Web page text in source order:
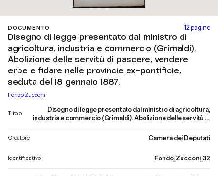
DOCUMENTO 12 pagine
Disegno di legge presentato dal ministro di
agricoltura, industria e commercio (Grimaldi).
Abolizione delle servitù di pascere, vendere
erbe e fidare nelle provincie ex-pontificie,
seduta del 18 gennaio 1887.
Fondo Zucconi
Titolo
Disegno di legge presentato dal ministro di agricoltura,
industria e commercio (Grimaldi). Abolizione delle servitù di
seduta del 18 gennaio 1887.
Creatore Camera dei Deputati
Identificativo Fondo_Zucconi_32